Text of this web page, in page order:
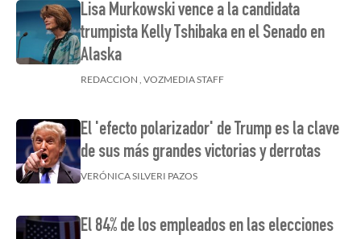
Lisa Murkowski vence a la candidata
trumpista Kelly Tshibaka en el Senado en
Alaska
REDACCION , VOZMEDIA STAFF
El 'efecto polarizador' de Trump es la clave
de sus más grandes victorias y derrotas
VERÓNICA SILVERI PAZOS
El 84% de los empleados en las elecciones